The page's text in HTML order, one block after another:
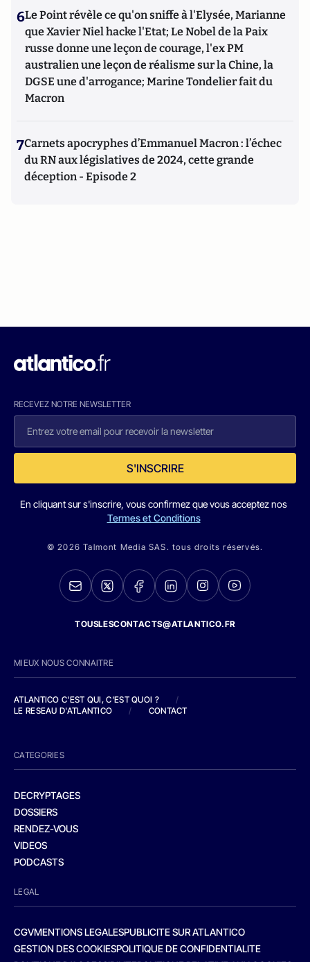
6Le Point révèle ce qu'on sniffe à l'Elysée, Marianne
que Xavier Niel hacke l'Etat; Le Nobel de la Paix
russe donne une leçon de courage, l'ex PM
australien une leçon de réalisme sur la Chine, la
DGSE une d'arrogance; Marine Tondelier fait du
Macron
7Carnets apocryphes d’Emmanuel Macron : l’échec
du RN aux législatives de 2024, cette grande
déception - Episode 2
RECEVEZ NOTRE NEWSLETTER
S'INSCRIRE
En cliquant sur s'inscrire, vous confirmez que vous acceptez nos
Termes et Conditions
© 2026 Talmont Media SAS. tous droits réservés.
TOUSLESCONTACTS@ATLANTICO.FR
MIEUX NOUS CONNAITRE
ATLANTICO C'EST QUI, C'EST QUOI ?
/
LE RESEAU D'ATLANTICO
/ CONTACT
CATEGORIES
DECRYPTAGES
DOSSIERS
RENDEZ-VOUS
VIDEOS
PODCASTS
LEGAL
CGVMENTIONS LEGALESPUBLICITE SUR ATLANTICO
GESTION DES COOKIESPOLITIQUE DE CONFIDENTIALITE